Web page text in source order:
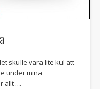
skulle vara lite kul att
under mina
allt …